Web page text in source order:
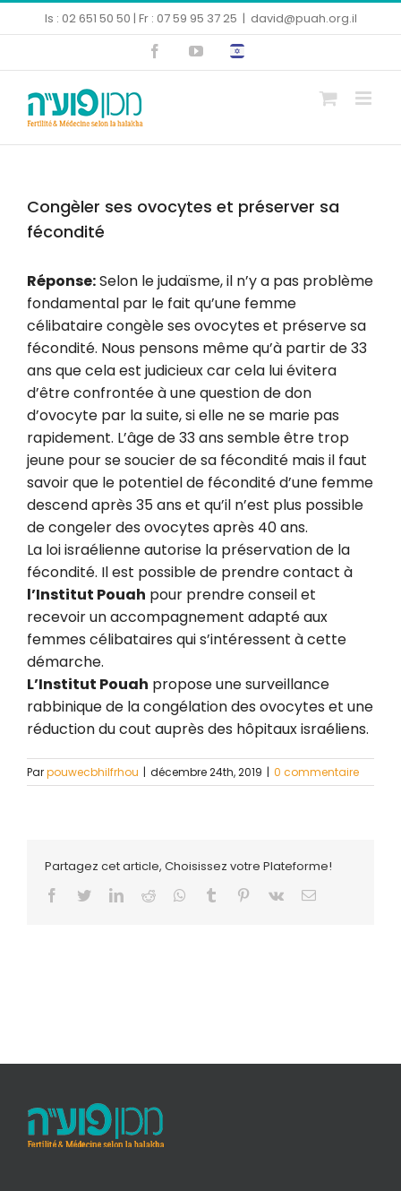
Ouvrir la barre d’outils
to
Is : 02 651 50 50 | Fr : 07 59 95 37 25 | david@puah.org.il
FacebookYouTube
Congèler ses ovocytes et préserver sa
fécondité
Réponse:Selon le judaïsme, il n’y a pas problème
fondamental par le fait qu’une femme
célibataire congèle ses ovocytes et préserve sa
fécondité. Nous pensons même qu’à partir de 33
ans que cela est judicieux car cela lui évitera
d’être confrontée à une question de don
d’ovocyte par la suite, si elle ne se marie pas
rapidement. L’âge de 33 ans semble être trop
jeune pour se soucier de sa fécondité mais il faut
savoir que le potentiel de fécondité d’une femme
descend après 35 ans et qu’il n’est plus possible
de congeler des ovocytes après 40 ans.
La loi israélienne autorise la préservation de la
fécondité. Il est possible de prendre contact à
l’Institut Pouah pour prendre conseil et
recevoir un accompagnement adapté aux
femmes célibataires qui s’intéressent à cette
démarche.
L’Institut Pouah propose une surveillance
rabbinique de la congélation des ovocytes et une
réduction du cout auprès des hôpitaux israéliens.
Parpouwecbhilfrhou | décembre 24th, 2019 | 0 commentaire
Partagez cet article, Choisissez votre Plateforme!
Facebook
TwitterLinkedIn
Reddit Whatsapp
Tumblr Pinterest
Vk Email